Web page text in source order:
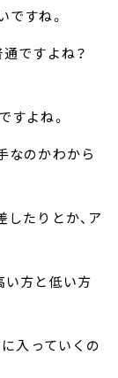
ですね。
ですよね？
すよね。
なのかわから
したりとか、ア
い方と低い方
入っていくの